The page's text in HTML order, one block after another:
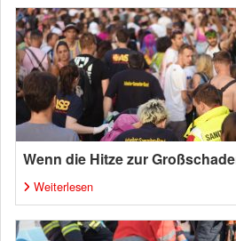
Wenn die Hitze zur
Weiterlesen